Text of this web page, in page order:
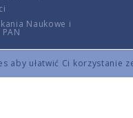
aby ułatwić Ci korzystanie
Naukowe i